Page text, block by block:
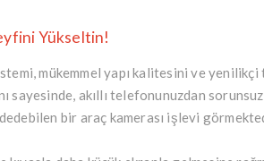
Yükseltin!
mükemmel yapı kalitesini ve
sayesinde, akıllı telefonunuzdan
bir araç kamerası işlevi